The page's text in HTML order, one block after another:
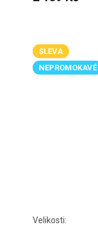
SLEVA
NEPROMOKAVÉ